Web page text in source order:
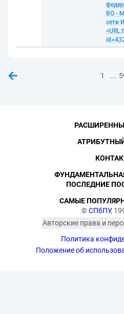
ВО -
сети
1 ...
©СПбПУ,
Авторские права и
изображённых лиц
с требованиями
Политика
Положение об
ПОСЛЕДНИЕ
САМЫЕ